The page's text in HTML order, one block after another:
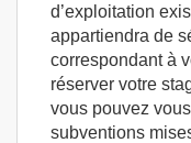
d’exploitation
appartiendra de
correspondant à
réserver votre
vous pouvez
subventions